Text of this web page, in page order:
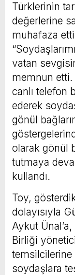
Türklerinin
değerlerine
muhafaza
vatan
memnun etti.
canlı telefon
ederek
gönül
olarak gönül
tutmaya
kullandı.
Toy,
dolayısıyla
Aykut
Birliği
temsilcilerine
soydaşlara